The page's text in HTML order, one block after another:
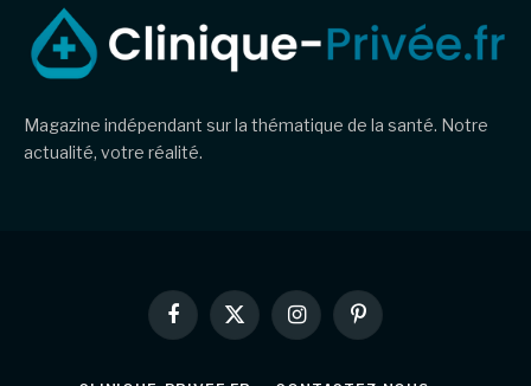
Magazine indépendant sur la thématique de la santé. Notre
actualité, votre réalité.
Facebook
X
InstagramPinterest